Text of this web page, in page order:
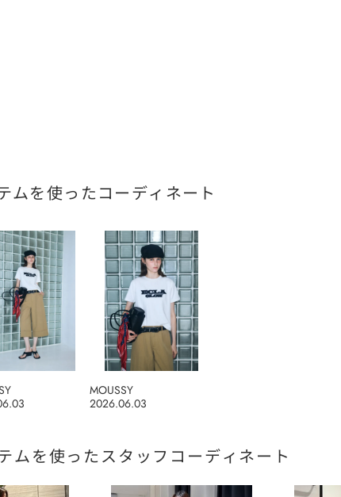
ムを使ったコーディネート
2026.06.03
MOUSSY
ムを使ったスタッフコーディネート